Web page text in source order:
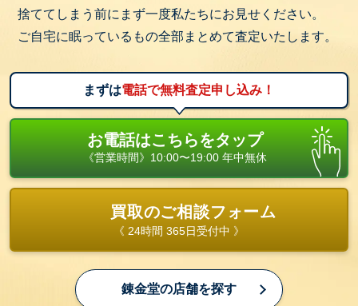
捨ててしまう前にまず一度私たちにお見せください。
ご自宅に眠っているもの全部まとめて査定いたします。
まずは電話で無料査定申し込み！
お電話はこちらをタップ
《営業時間》10:00〜19:00 年中無休
買取のご相談フォーム
《 24時間 365日受付中 》
錬金堂の店舗を探す